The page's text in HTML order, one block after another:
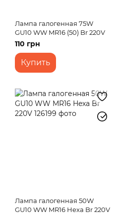
Лампа галогенная 75W
GU10 WW MR16 (50) Br 220V
110 грн
Купить
Лампа галогенная 50W
GU10 WW MR16 Hexa Br 220V